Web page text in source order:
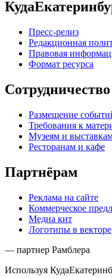
Пресс-релиз
Редакционная
Правовая
Формат ресурса
Сотрудничество
Размещение
Требования к
Музеям и
Ресторанам и кафе
Партнёрам
Реклама на сайте
Коммерческое
Медиа кит
Логотипы в векторе
— партнер Рамблера
Используя